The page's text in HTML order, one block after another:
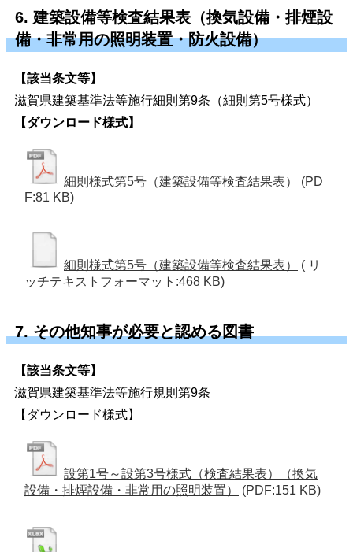
6. 建築設備等検査結果表（換気設備・排煙設
備・非常用の照明装置・防火設備）
【該当条文等】
滋賀県建築基準法等施行細則第9条（細則第5号様式）
【ダウンロード様式】
細則様式第5号（建築設備等検査結果表）
(PD
F:81 KB)
細則様式第5号（建築設備等検査結果表）
( リ
ッチテキストフォーマット:468 KB)
7. その他知事が必要と認める図書
【該当条文等】
滋賀県建築基準法等施行規則第9条
【ダウンロード様式】
設第1号～設第3号様式（検査結果表）（換気
設備・排煙設備・非常用の照明装置）
(PDF:151 KB)